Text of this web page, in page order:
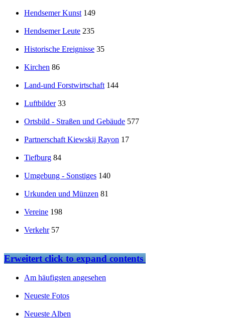
Hendsemer Kunst 149
Hendsemer Leute 235
Historische Ereignisse 35
Kirchen 86
Land-und Forstwirtschaft 144
Luftbilder 33
Ortsbild - Straßen und Gebäude 577
Partnerschaft Kiewskij Rayon 17
Tiefburg 84
Umgebung - Sonstiges 140
Urkunden und Münzen 81
Vereine 198
Verkehr 57
Erweitertclick to expand contents
Am häufigsten angesehen
Neueste Fotos
Neueste Alben